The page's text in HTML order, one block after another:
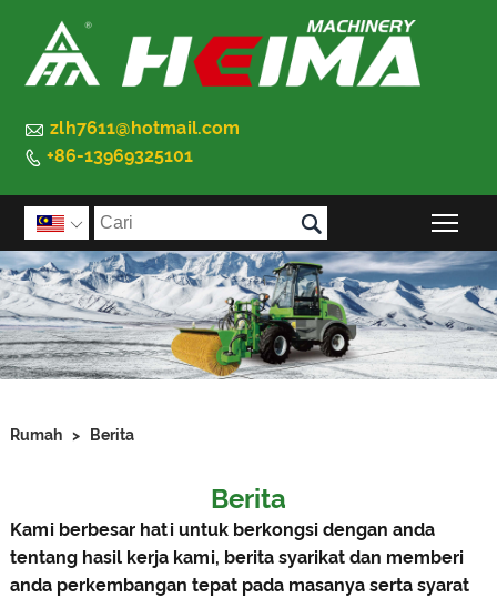
 zlh7611@hotmail.com
 +86-13969325101
 
Rumah > Berita
Berita
Kami berbesar hati untuk berkongsi dengan anda
tentang hasil kerja kami, berita syarikat dan memberi
anda perkembangan tepat pada masanya serta syarat